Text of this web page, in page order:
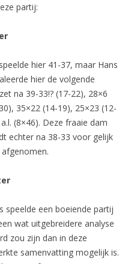
partij:
hier 41-37, maar Hans
hier de volgende
na 39-33!? (17-22), 28×6
35×22 (14-19), 25×23 (12-
(8×46). Deze fraaie dam
echter na 38-33 voor gelijk
afgenomen.
speelde een boeiende partij
wat uitgebreidere analyse
zou zijn dan in deze
samenvatting mogelijk is.